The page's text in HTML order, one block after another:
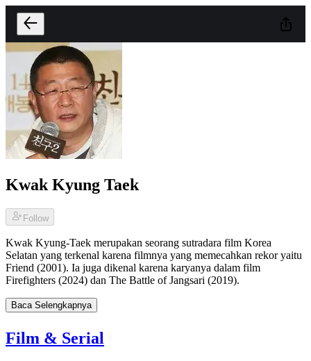
Kwak Kyung Taek
Follow
Kwak Kyung-Taek merupakan seorang sutradara film Korea
Selatan yang terkenal karena filmnya yang memecahkan rekor yaitu
Friend (2001). Ia juga dikenal karena karyanya dalam film
Firefighters (2024) dan The Battle of Jangsari (2019).
Baca Selengkapnya
Film & Serial